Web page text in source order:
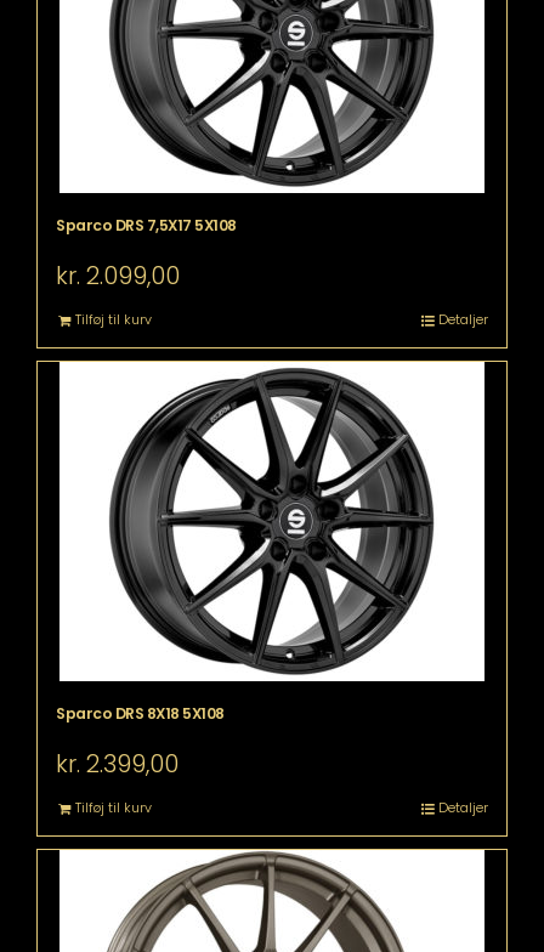
Sparco DRS 7,5X17 5X108
kr. 2.099,00
Tilføj til kurv Detaljer
Sparco DRS 8X18 5X108
kr. 2.399,00
Tilføj til kurv Detaljer